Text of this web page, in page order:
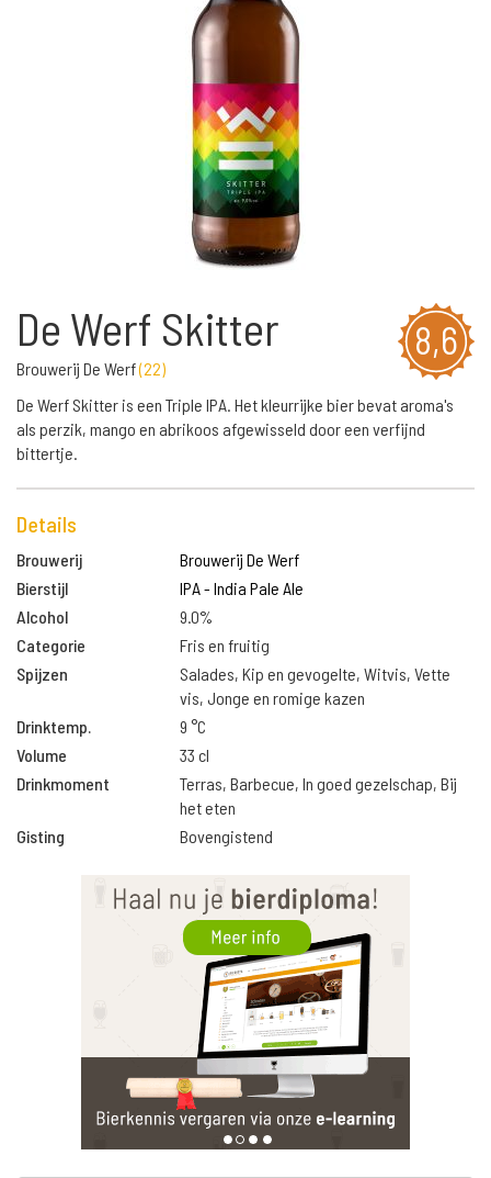
8,6
De Werf Skitter
Brouwerij De Werf(22)
De Werf Skitter is een Triple IPA. Het kleurrijke bier bevat aroma's
als perzik, mango en abrikoos afgewisseld door een verfijnd
bittertje.
Details
Brouwerij
Brouwerij De Werf
Bierstijl
IPA - India Pale Ale
Alcohol
9.0%
Categorie
Fris en fruitig
Spijzen
Salades, Kip en gevogelte, Witvis, Vette
vis, Jonge en romige kazen
Drinktemp.
9 °C
Volume
33 cl
Drinkmoment
Terras, Barbecue, In goed gezelschap, Bij
het eten
Gisting
Bovengistend